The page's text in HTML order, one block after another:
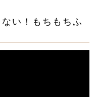
い！もちもちふ